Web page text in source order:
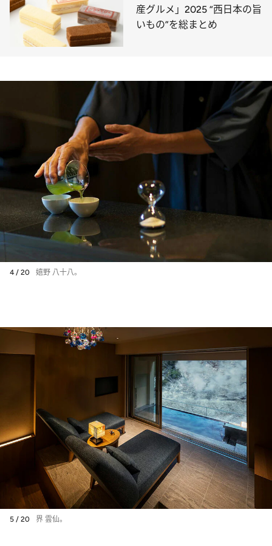
産グルメ」2025 “西日本の旨
いもの”を総まとめ
4 / 20 嬉野 八十八。
5 / 20 界 雲仙。